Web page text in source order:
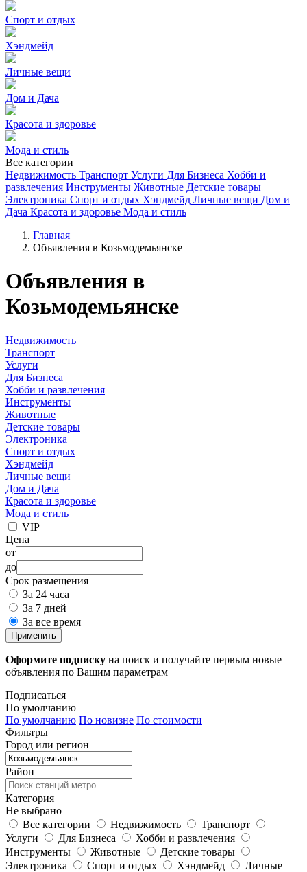
Спорт и отдых
Хэндмейд
Личные вещи
Дом и Дача
Красота и здоровье
Мода и стиль
Все категории
Недвижимость Транспорт Услуги Для Бизнеса Хобби и
развлечения Инструменты Животные Детские товары
Электроника Спорт и отдых Хэндмейд Личные вещи Дом и
Дача Красота и здоровье Мода и стиль
Главная
Объявления в Козьмодемьянске
Объявления в
Козьмодемьянске
Недвижимость
Транспорт
Услуги
Для Бизнеса
Хобби и развлечения
Инструменты
Животные
Детские товары
Электроника
Спорт и отдых
Хэндмейд
Личные вещи
Дом и Дача
Красота и здоровье
Мода и стиль
VIP
Цена
от
до
Срок размещения
За 24 часа
За 7 дней
За все время
Применить
Оформите подписку на поиск и получайте первым новые
объявления по Вашим параметрам
Подписаться
По умолчанию
По умолчанию По новизне По стоимости
Фильтры
Город или регион
Район
Категория
Не выбрано
Все категории
Недвижимость
Транспорт
Услуги
Для Бизнеса
Хобби и развлечения
Инструменты
Животные
Детские товары
Электроника
Спорт и отдых Хэндмейд
Личные